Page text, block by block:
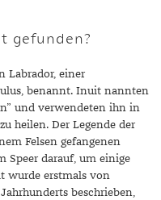
gefunden?
Labrador, einer
benannt. Inuit nannten
und verwendeten ihn in
heilen. Der Legende der
Felsen gefangenen
Speer darauf, um einige
wurde erstmals von
beschrieben,